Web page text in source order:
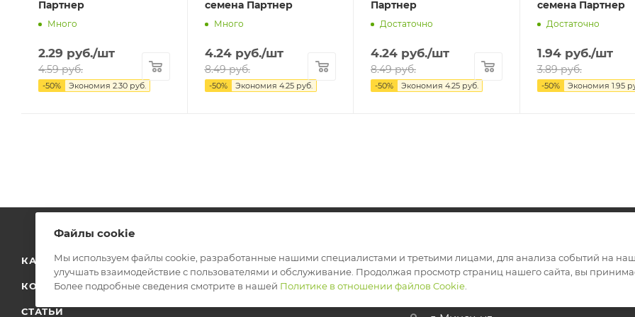
Партнер
Много
2.29 руб./шт
4.59руб.
-50% Экономия 2.30 руб.
семена Партнер
Много
4.24руб./шт
8.49руб.
-50% Экономия 4.25руб.
Партнер
Достаточно
4.24 руб./шт
8.49руб.
-50% Экономия 4.25 руб.
семена Партнер
Достаточно
1.94руб./шт
3.89руб.
-50% Экономия 1.95
КАТАЛОГ О КОМПАНИИ ДОСТАВКА ОПЛАТА
КОНТАКТЫ ОПТ ГАРАНТИЯ И ВОЗВРАТ
СТАТЬИ
+375 29 354 12 15
shop@goodsgarden.by
Файлы cookie
Мы используем файлы cookie, разработанные нашими специалистами и третьими лицами, для анализа событий на
улучшать взаимодействие с пользователями и обслуживание. Продолжая просмотр страниц нашего сайта, вы
Более подробные сведения смотрите в нашей Политике в отношении файлов Cookie